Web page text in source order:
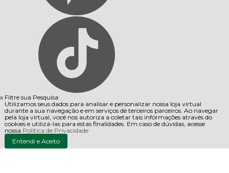
x Filtre sua Pesquisa:
Utilizamos seus dados para analisar e personalizar nossa loja virtual
durante a sua navegação e em serviços de terceiros parceiros. Ao navegar
pela loja virtual, você nos autoriza a coletar tais informações através do
cookies e utilizá-las para estas finalidades. Em caso de dúvidas, acesse
nossa Política de Privacidade
Entendi e Aceito